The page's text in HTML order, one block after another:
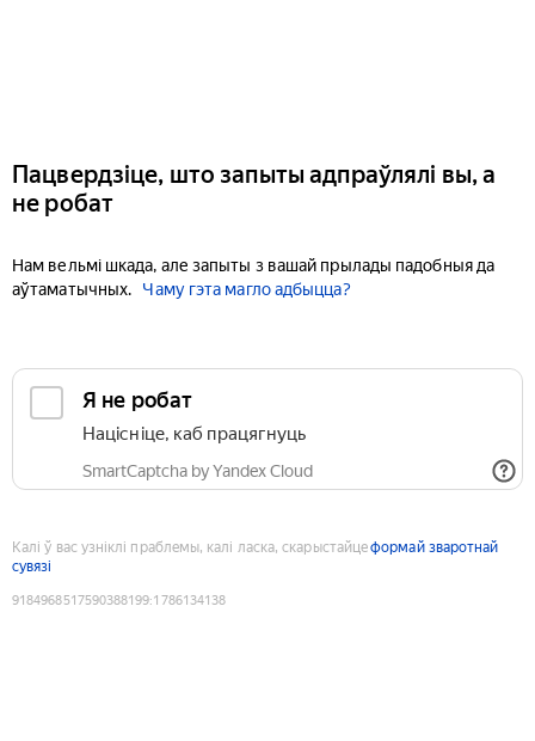
Пацвердзіце, што запыты адпраўлялі вы, а
не робат
Нам вельмі шкада, але запыты з вашай прылады падобныя да
аўтаматычных.
Чаму гэта магло адбыцца?
Я не робат
Націсніце, каб працягнуць
SmartCaptcha by Yandex Cloud
Калі ў вас узніклі праблемы, калі ласка, скарыстайцеформай зваротнай
сувязі
9184968517590388199:1786134138